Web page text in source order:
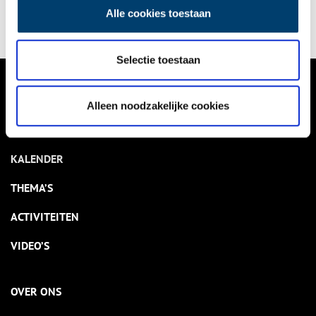
Alle cookies toestaan
Selectie toestaan
Alleen noodzakelijke cookies
NIEUWS
KALENDER
THEMA’S
ACTIVITEITEN
VIDEO’S
OVER ONS